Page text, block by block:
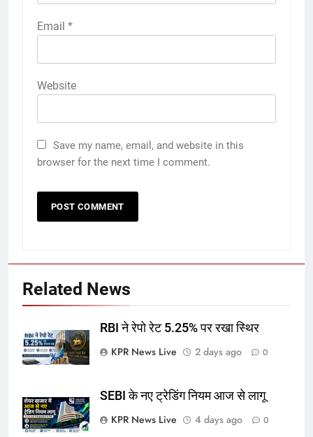
Email *
Website
Save my name, email, and website in this
browser for the next time I comment.
Related News
RBI ने रेपो रेट 5.25% पर रखा स्थिर
KPR News Live
2 days ago 0
SEBI के नए ट्रेडिंग नियम आज से लागू
KPR News Live
4 days ago 0